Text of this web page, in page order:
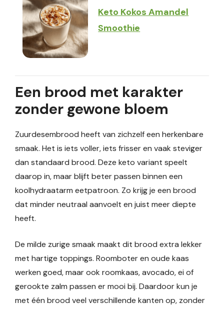
Keto Kokos Amandel
Smoothie
Een brood met karakter
zonder gewone bloem
Zuurdesembrood heeft van zichzelf een herkenbare
smaak. Het is iets voller, iets frisser en vaak steviger
dan standaard brood. Deze keto variant speelt
daarop in, maar blijft beter passen binnen een
koolhydraatarm eetpatroon. Zo krijg je een brood
dat minder neutraal aanvoelt en juist meer diepte
heeft.
De milde zurige smaak maakt dit brood extra lekker
met hartige toppings. Roomboter en oude kaas
werken goed, maar ook roomkaas, avocado, ei of
gerookte zalm passen er mooi bij. Daardoor kun je
met één brood veel verschillende kanten op, zonder